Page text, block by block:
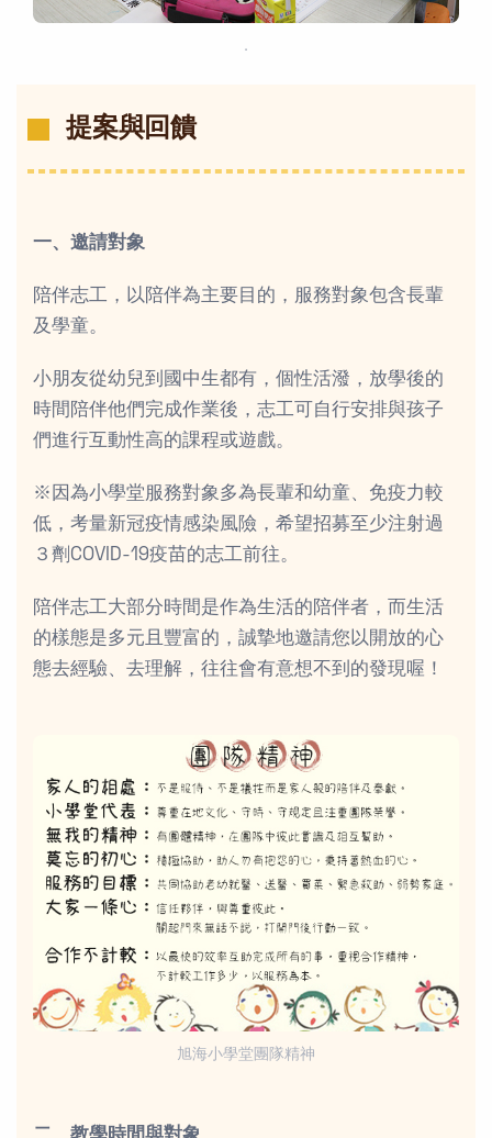
．
提案與回饋
一、邀請對象
陪伴志工，以陪伴為主要目的，服務對象包含長輩
及學童。
小朋友從幼兒到國中生都有，個性活潑，放學後的
時間陪伴他們完成作業後，志工可自行安排與孩子
們進行互動性高的課程或遊戲。
※因為小學堂服務對象多為長輩和幼童、免疫力較
低，考量新冠疫情感染風險，希望招募至少注射過
３劑COVID-19疫苗的志工前往。
陪伴志工大部分時間是作為生活的陪伴者，而生活
的樣態是多元且豐富的，誠摯地邀請您以開放的心
態去經驗、去理解，往往會有意想不到的發現喔！
旭海小學堂團隊精神